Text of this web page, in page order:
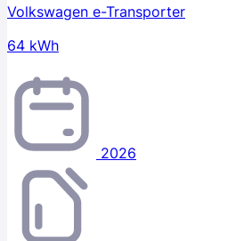
Volkswagen e-Transporter
64 kWh
2026